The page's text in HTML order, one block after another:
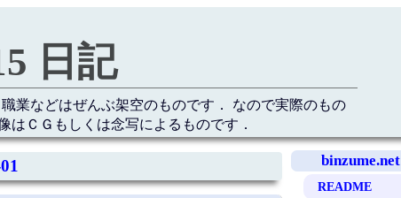
日記
業などはぜんぶ架空のものです． なので実際のもの
はＣＧもしくは念写によるものです．
binzume.net
README